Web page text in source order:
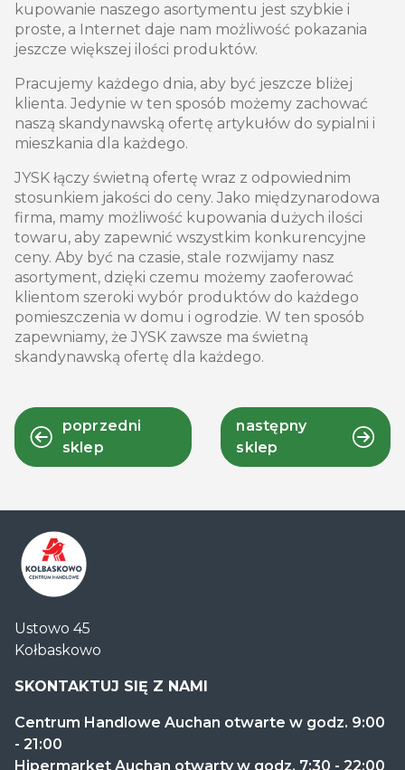
kupowanie naszego asortymentu jest szybkie i
proste, a Internet daje nam możliwość pokazania
jeszcze większej ilości produktów.
Pracujemy każdego dnia, aby być jeszcze bliżej
klienta. Jedynie w ten sposób możemy zachować
naszą skandynawską ofertę artykułów do sypialni i
mieszkania dla każdego.
JYSK łączy świetną ofertę wraz z odpowiednim
stosunkiem jakości do ceny. Jako międzynarodowa
firma, mamy możliwość kupowania dużych ilości
towaru, aby zapewnić wszystkim konkurencyjne
ceny. Aby być na czasie, stale rozwijamy nasz
asortyment, dzięki czemu możemy zaoferować
klientom szeroki wybór produktów do każdego
pomieszczenia w domu i ogrodzie. W ten sposób
zapewniamy, że JYSK zawsze ma świetną
skandynawską ofertę dla każdego.
poprzedni
sklep
następny
sklep
Handlowe
Auchan
Kołbaskowo
Ustowo 45
Kołbaskowo
SKONTAKTUJ SIĘ Z NAMI
Centrum Handlowe Auchan otwarte w godz. 9:00
- 21:00
Hipermarket Auchan otwarty w godz. 7:30 - 22:00